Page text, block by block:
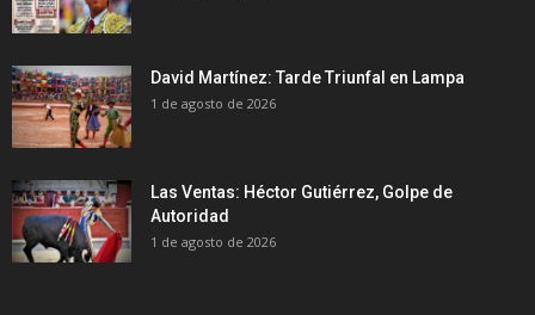
David Martínez: Tarde Triunfal en Lampa
1 de agosto de 2026
Las Ventas: Héctor Gutiérrez, Golpe de
Autoridad
1 de agosto de 2026